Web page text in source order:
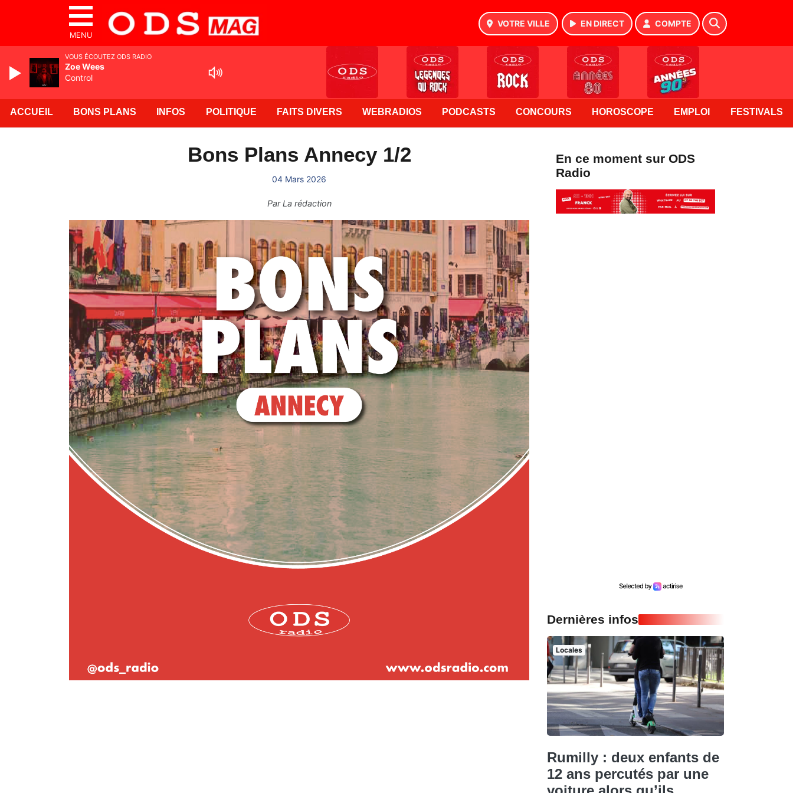
MENU
VOTRE VILLE EN DIRECT COMPTE
ACCUEIL BONS PLANS INFOS POLITIQUE FAITS DIVERS WEBRADIOS PODCASTS CONCOURS HOROSCOPE EMPLOI FESTIVALS
Bons Plans Annecy 1/2
04 Mars 2026
ParLa rédaction
En ce moment sur ODS
Radio
Dernières infos
Locales
Rumilly : deux enfants de
12 ans percutés par une
VOUS ÉCOUTEZ ODS RADIO
Zoe Wees
Control